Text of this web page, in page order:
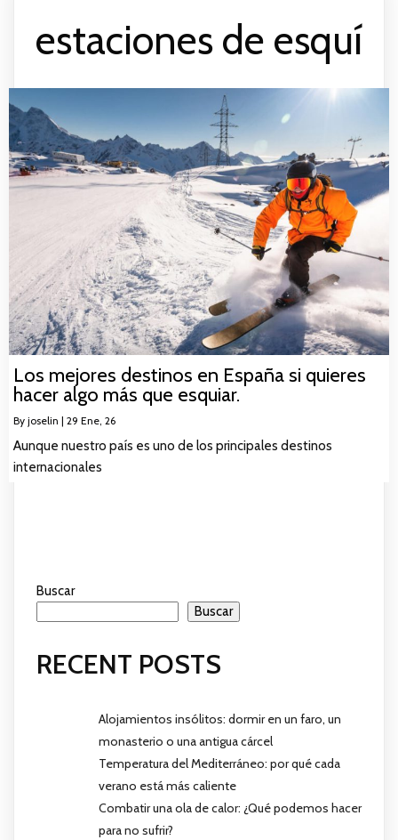
estaciones de esquí
Los mejores destinos en España si quieres
hacer algo más que esquiar.
By joselin | 29 Ene, 26
Aunque nuestro país es uno de los principales destinos
internacionales
Buscar
Buscar
RECENT POSTS
Alojamientos insólitos: dormir en un faro, un
monasterio o una antigua cárcel
Temperatura del Mediterráneo: por qué cada
verano está más caliente
Combatir una ola de calor: ¿Qué podemos hacer
para no sufrir?